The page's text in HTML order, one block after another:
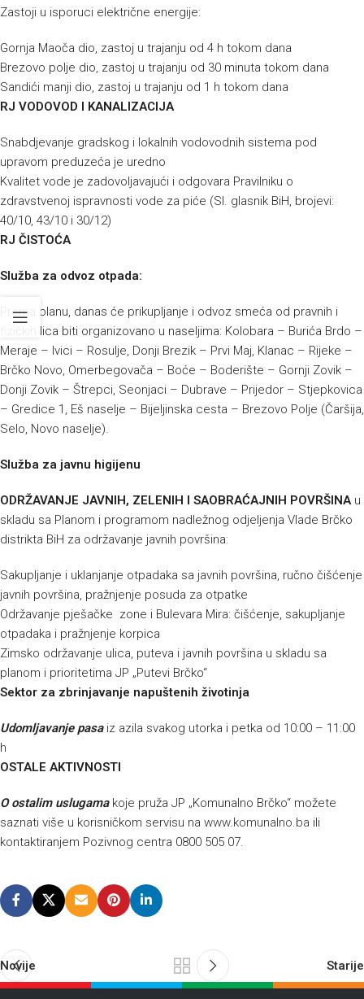
Zastoji u isporuci električne energije:
Gornja Maoča dio, zastoj u trajanju od 4 h tokom dana
Brezovo polje dio, zastoj u trajanju od 30 minuta tokom dana
Sandići manji dio, zastoj u trajanju od 1 h tokom dana
RJ VODOVOD I KANALIZACIJA
Snabdjevanje gradskog i lokalnih vodovodnih sistema pod
upravom preduzeća je uredno
Kvalitet vode je zadovoljavajući i odgovara Pravilniku o
zdravstvenoj ispravnosti vode za piće (Sl. glasnik BiH, brojevi:
40/10, 43/10 i 30/12)
RJ ČISTOĆA
Služba za odvoz otpada:
Prema planu, danas će prikupljanje i odvoz smeća od pravnih i
fizičkih lica biti organizovano u naseljima: Kolobara – Burića Brdo –
Meraje – Ivici – Rosulje, Donji Brezik – Prvi Maj, Klanac – Rijeke –
Brčko Novo, Omerbegovača – Boće – Boderište – Gornji Zovik –
Donji Zovik – Štrepci, Seonjaci – Dubrave – Prijedor – Stjepkovica
– Gredice 1, Eš naselje – Bijeljinska cesta – Brezovo Polje (Čaršija,
Selo, Novo naselje).
Služba za javnu higijenu
ODRŽAVANJE JAVNIH, ZELENIH I SAOBRAĆAJNIH POVRŠINAu
skladu sa Planom i programom nadležnog odjeljenja Vlade Brčko
distrikta BiH za održavanje javnih površina:
Sakupljanje i uklanjanje otpadaka sa javnih površina, ručno čišćenje
javnih površina, pražnjenje posuda za otpatke
Održavanje pješačke zone i Bulevara Mira: čišćenje, sakupljanje
otpadaka i pražnjenje korpica
Zimsko održavanje ulica, puteva i javnih površina u skladu sa
planom i prioritetima JP „Putevi Brčko“
Sektor za zbrinjavanje napuštenih životinja
Udomljavanje pasaiz azila svakog utorka i petka od 10:00 – 11:00
h
OSTALE AKTIVNOSTI
O ostalim uslugamakoje pruža JP „Komunalno Brčko“ možete
saznati više u korisničkom servisu na www.komunalno.ba ili
kontaktiranjem Pozivnog centra 0800 505 07.
Novije Starije